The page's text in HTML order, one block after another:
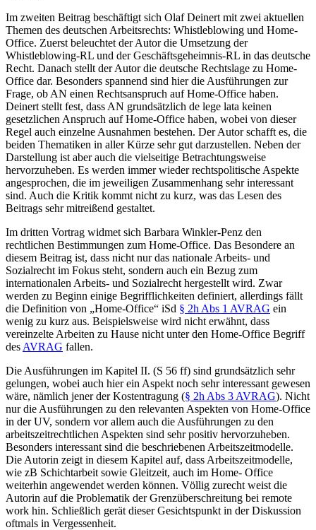
Im zweiten Beitrag beschäftigt sich Olaf Deinert mit zwei aktuellen
Themen des deutschen Arbeitsrechts: Whistleblowing und Home-
Office. Zuerst beleuchtet der Autor die Umsetzung der
Whistleblowing-RL und der Geschäftsgeheimnis-RL in das deutsche
Recht. Danach stellt der Autor die deutsche Rechtslage zu Home-
Office dar. Besonders spannend sind hier die Ausführungen zur
Frage, ob AN einen Rechtsanspruch auf Home-Office haben.
Deinert stellt fest, dass AN grundsätzlich de lege lata keinen
gesetzlichen Anspruch auf Home-Office haben, wobei von dieser
Regel auch einzelne Ausnahmen bestehen. Der Autor schafft es, die
beiden Thematiken in aller Kürze sehr gut darzustellen. Neben der
Darstellung ist aber auch die vielseitige Betrachtungsweise
hervorzuheben. Es werden immer wieder rechtspolitische Aspekte
angesprochen, die im jeweiligen Zusammenhang sehr interessant
sind. Auch die Kritik kommt nicht zu kurz, was das Lesen des
Beitrags sehr mitreißend gestaltet.
Im dritten Vortrag widmet sich Barbara Winkler-Penz den
rechtlichen Bestimmungen zum Home-Office. Das Besondere an
diesem Beitrag ist, dass nicht nur das nationale Arbeits- und
Sozialrecht im Fokus steht, sondern auch ein Bezug zum
internationalen Arbeits- und Sozialrecht hergestellt wird. Zwar
werden zu Beginn einige Begrifflichkeiten definiert, allerdings fällt
die Definition von „Home-Office“ iSd § 2h Abs 1 AVRAG ein
wenig zu kurz aus. Beispielsweise wird nicht erwähnt, dass
vereinzelte Arbeiten zu Hause nicht unter den Home-Office Begriff
des AVRAG fallen.
Die Ausführungen im Kapitel II. (S 56 ff) sind grundsätzlich sehr
gelungen, wobei auch hier ein Aspekt noch sehr interessant gewesen
wäre, nämlich jener der Kostentragung (§ 2h Abs 3 AVRAG). Nicht
nur die Ausführungen zu den relevanten Aspekten von Home-Office
in der UV, sondern vor allem auch die Ausführungen zu den
arbeitszeitrechtlichen Aspekten sind sehr positiv hervorzuheben.
Besonders interessant sind die beschriebenen Arbeitszeitmodelle.
Die Autorin zeigt in diesem Kapitel auf, dass Arbeitszeitmodelle,
wie zB Schichtarbeit sowie Gleitzeit, auch im Home- Office
weiterhin angewendet werden können. Völlig zurecht weist die
Autorin auf die Problematik der Grenzüberschreitung bei remote
work hin. Schließlich gerät dieser Gesichtspunkt in der Diskussion
oftmals in Vergessenheit.